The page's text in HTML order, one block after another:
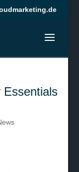
Essentials